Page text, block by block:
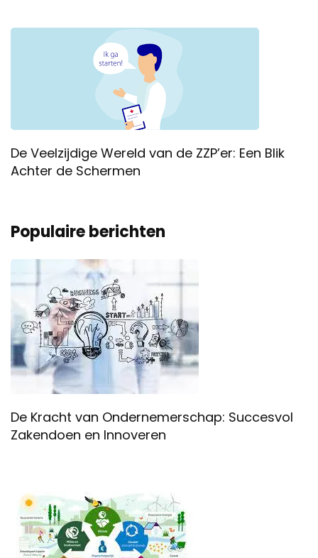
De Veelzijdige Wereld van de ZZP’er: Een Blik
Achter de Schermen
Populaire berichten
De Kracht van Ondernemerschap: Succesvol
Zakendoen en Innoveren